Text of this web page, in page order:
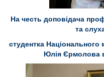
На честь доповідача
та
студентка Національного
Юлія Єрмолова